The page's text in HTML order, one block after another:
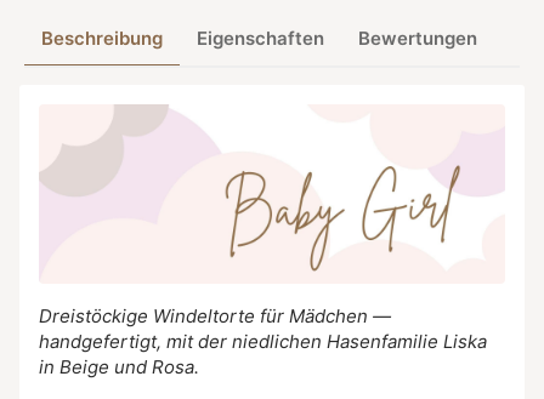
Beschreibung Eigenschaften Bewertungen
Dreistöckige Windeltorte für Mädchen —
handgefertigt, mit der niedlichen Hasenfamilie Liska
in Beige und Rosa.